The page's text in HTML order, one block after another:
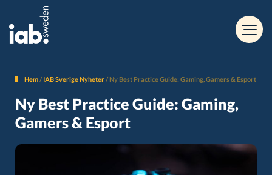
Hem/ IAB Sverige Nyheter/ Ny Best Practice Guide: Gaming, Gamers & Esport
Ny Best Practice Guide: Gaming,
Gamers & Esport